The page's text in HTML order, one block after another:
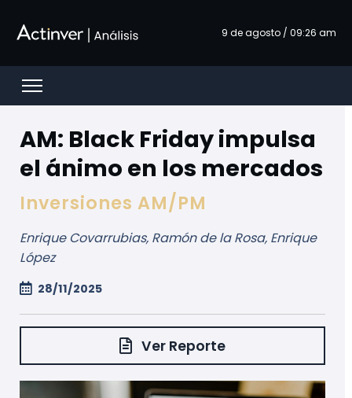
9 de agosto / 09:26 am
Open menu
AM: Black Friday impulsa
el ánimo en los mercados
Inversiones AM/PM
Enrique Covarrubias, Ramón de la Rosa, Enrique
López
28/11/2025
Ver Reporte